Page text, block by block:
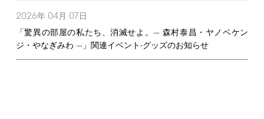
2026年 04月 07 日
「驚異の部屋の私たち、消滅せよ。— 森村泰昌・ヤノベケン
ジ・やなぎみわ —」関連イベント‧グッズのお知らせ